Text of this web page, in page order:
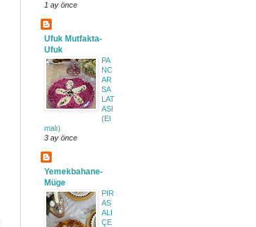
1 ay önce
Ufuk Mutfakta-
Ufuk
PA
NC
AR
SA
LAT
ASI
(El
malı)
3 ay önce
Yemekbahane-
Müge
PIR
AS
ALI
ÇE